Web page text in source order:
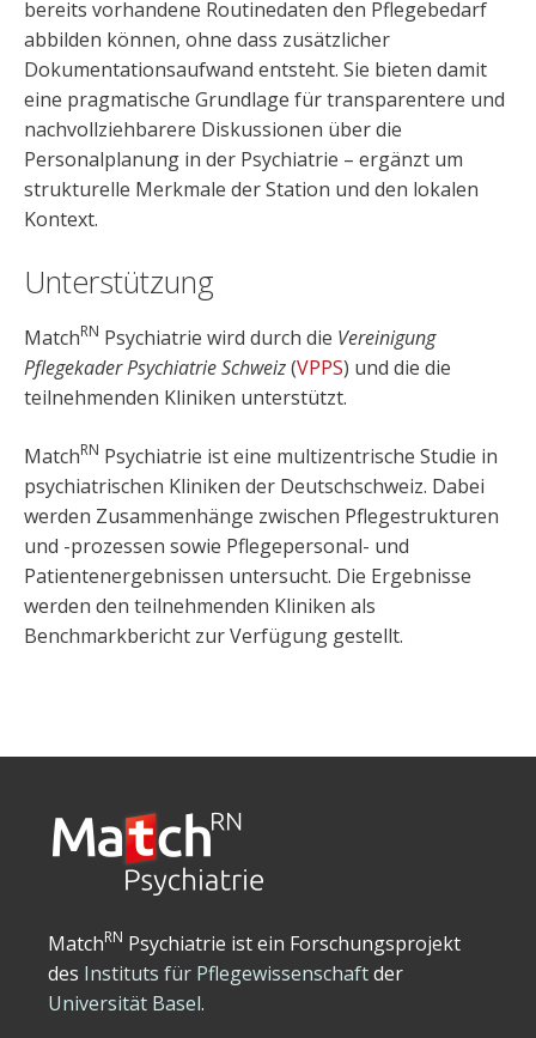
bereits vorhandene Routinedaten den Pflegebedarf
abbilden können, ohne dass zusätzlicher
Dokumentationsaufwand entsteht. Sie bieten damit
eine pragmatische Grundlage für transparentere und
nachvollziehbarere Diskussionen über die
Personalplanung in der Psychiatrie – ergänzt um
strukturelle Merkmale der Station und den lokalen
Kontext.
Unterstützung
MatchRN Psychiatrie wird durch die Vereinigung
Pflegekader Psychiatrie Schweiz(VPPS) und die die
teilnehmenden Kliniken unterstützt.
MatchRN Psychiatrie ist eine multizentrische Studie in
psychiatrischen Kliniken der Deutschschweiz. Dabei
werden Zusammenhänge zwischen Pflegestrukturen
und -prozessen sowie Pflegepersonal- und
Patientenergebnissen untersucht. Die Ergebnisse
werden den teilnehmenden Kliniken als
Benchmarkbericht zur Verfügung gestellt.
MatchRN Psychiatrie ist ein Forschungsprojekt
des Instituts für Pflegewissenschaftder
Universität Basel.